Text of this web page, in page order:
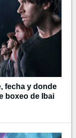
fecha y donde
boxeo de Ibai